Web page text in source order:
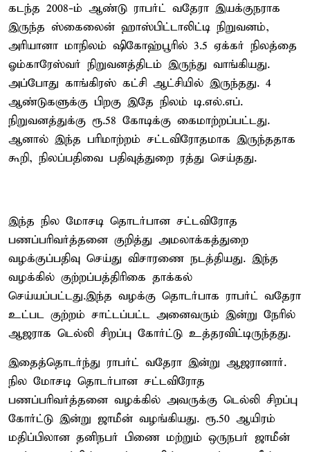
கடந்த 2008-ம் ஆண்டு ராபர்ட் வதேரா இயக்குநராக
இருந்த ஸ்கைலைன் ஹாஸ்பிட்டாலிட்டி நிறுவனம்,
அரியானா மாநிலம் ஷிகோஹ்பூரில் 3.5 ஏக்கர் நிலத்தை
ஓம்காரேஸ்வர் நிறுவனத்திடம் இருந்து வாங்கியது.
அப்போது காங்கிரஸ் கட்சி ஆட்சியில் இருந்தது. 4
ஆண்டுகளுக்கு பிறகு இதே நிலம் டி.எல்.எப்.
நிறுவனத்துக்கு ரூ.58 கோடிக்கு கைமாற்றப்பட்டது.
ஆனால் இந்த பரிமாற்றம் சட்டவிரோதமாக இருந்ததாக
கூறி, நிலப்பதிவை பதிவுத்துறை ரத்து செய்தது.
இந்த நில மோசடி தொடர்பான சட்டவிரோத
பணப்பரிவர்த்தனை குறித்து அமலாக்கத்துறை
வழக்குப்பதிவு செய்து விசாரணை நடத்தியது. இந்த
வழக்கில் குற்றப்பத்திரிகை தாக்கல்
செய்யப்பட்டது.இந்த வழக்கு தொடர்பாக ராபர்ட் வதேரா
உட்பட குற்றம் சாட்டப்பட்ட அனைவரும் இன்று நேரில்
ஆஜராக டெல்லி சிறப்பு கோர்ட்டு உத்தரவிட்டிருந்தது.
இதைத்தொடர்ந்து ராபர்ட் வதேரா இன்று ஆஜரானார்.
நில மோசடி தொடர்பான சட்டவிரோத
பணப்பரிவர்த்தனை வழக்கில் அவருக்கு டெல்லி சிறப்பு
கோர்ட்டு இன்று ஜாமீன் வழங்கியது. ரூ.50 ஆயிரம்
மதிப்பிலான தனிநபர் பிணை மற்றும் ஒருநபர் ஜாமீன்